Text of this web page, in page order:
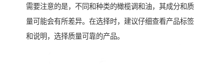
需要注意的是，不同和种类的橄榄调和油，其成分和质
量可能会有所差异。在选择时，建议仔细查看产品标签
和说明，选择质量可靠的产品。